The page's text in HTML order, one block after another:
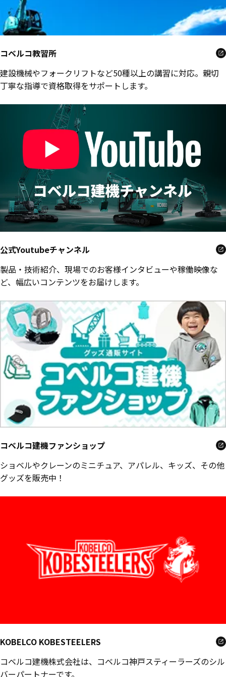
コベルコ教習所
建設機械やフォークリフトなど50種以上の講習に対応。親切
丁寧な指導で資格取得をサポートします。
公式Youtubeチャンネル
製品・技術紹介、現場でのお客様インタビューや稼働映像な
ど、幅広いコンテンツをお届けします。
コベルコ建機ファンショップ
ショベルやクレーンのミニチュア、アパレル、キッズ、その他
グッズを販売中！
KOBELCO KOBESTEELERS
コベルコ建機株式会社は、コベルコ神戸スティーラーズのシル
バーパートナーです。